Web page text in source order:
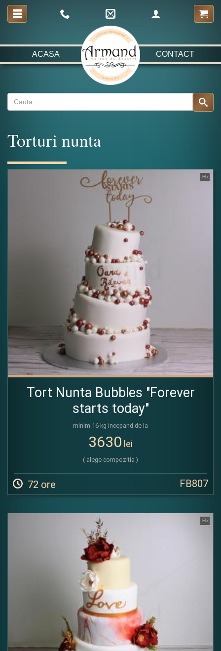
ACASA CONTACT
Torturi nunta
Fb
Tort Nunta Bubbles "Forever
starts today"
minim 16 kg incepand de la
3630 lei
( alege compozitia )
72 ore FB807
Fb